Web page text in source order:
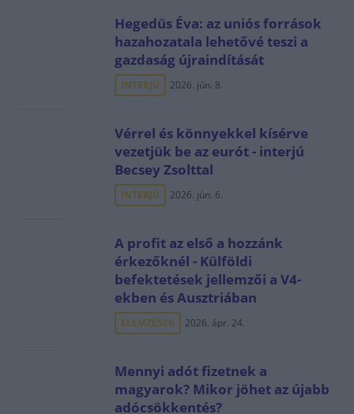
Hegedüs Éva: az uniós források
hazahozatala lehetővé teszi a
gazdaság újraindítását
INTERJÚ 2026. jún. 8.
Vérrel és könnyekkel kísérve
vezetjük be az eurót - interjú
Becsey Zsolttal
INTERJÚ 2026. jún. 6.
A profit az első a hozzánk
érkezőknél - Külföldi
befektetések jellemzői a V4-
ekben és Ausztriában
ELEMZÉSEK 2026. ápr. 24.
Mennyi adót fizetnek a
magyarok? Mikor jöhet az újabb
adócsökkentés?